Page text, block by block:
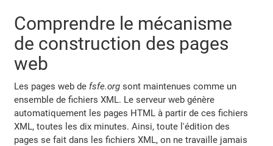
Comprendre le mécanisme
de construction des pages
web
Les pages web de fsfe.org sont maintenues comme un
ensemble de fichiers XML. Le serveur web génère
automatiquement les pages HTML à partir de ces fichiers
XML, toutes les dix minutes. Ainsi, toute l'édition des
pages se fait dans les fichiers XML, on ne travaille jamais